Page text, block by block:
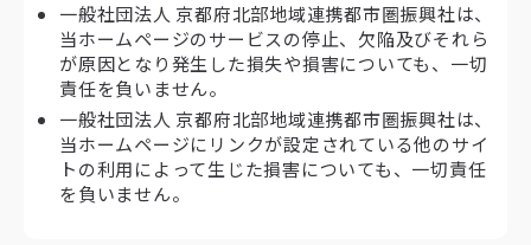
一般社団法人 京都府北部地域連携都市圏振興社は、
当ホームページのサービスの停止、欠陥及びそれら
が原因となり発生した損失や損害についても、一切
責任を負いません。
一般社団法人 京都府北部地域連携都市圏振興社は、
当ホームページにリンクが設定されている他のサイ
トの利用によって生じた損害についても、一切責任
を負いません。